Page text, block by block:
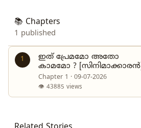
📚 Chapters
1 published
1
ഇത് പ്രേമമോ അതോ
കാമമോ ? [സിനിമാക്കാരൻ]
Chapter 1 · 09-07-2026
👁 43885 views